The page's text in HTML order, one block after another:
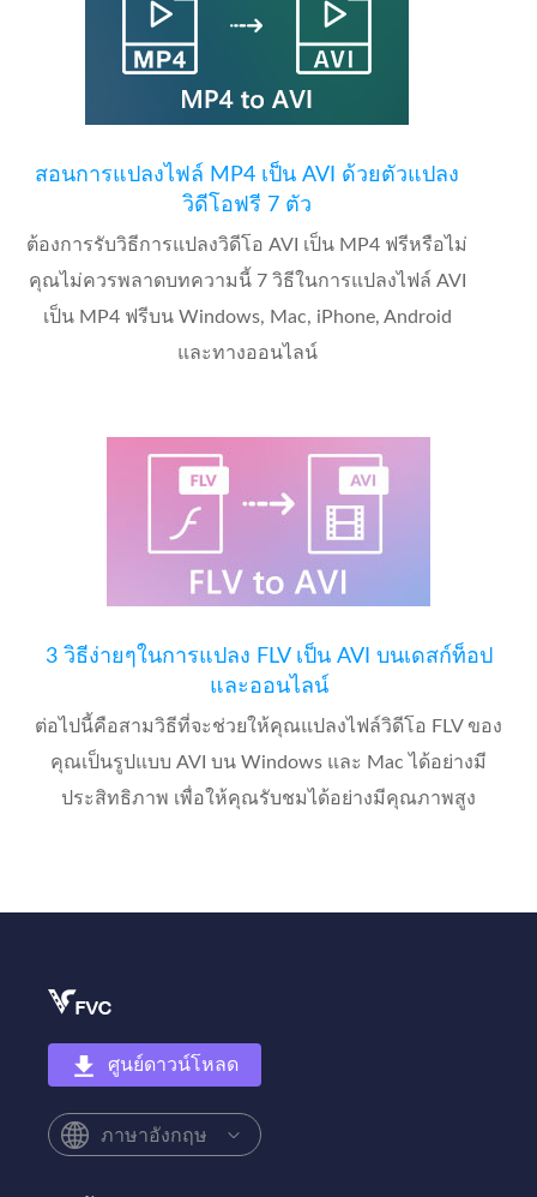
สอนการแปลงไฟล์ MP4 เป็น AVI ด้วยตัวแปลง
วิดีโอฟรี 7 ตัว
ต้องการรับวิธีการแปลงวิดีโอ AVI เป็น MP4 ฟรีหรือไม่
คุณไม่ควรพลาดบทความนี้ 7 วิธีในการแปลงไฟล์ AVI
เป็น MP4 ฟรีบน Windows, Mac, iPhone, Android
และทางออนไลน์
3 วิธีง่ายๆในการแปลง FLV เป็น AVI บนเดสก์ท็อป
และออนไลน์
ต่อไปนี้คือสามวิธีที่จะช่วยให้คุณแปลงไฟล์วิดีโอ FLV ของ
คุณเป็นรูปแบบ AVI บน Windows และ Mac ได้อย่างมี
ประสิทธิภาพ เพื่อให้คุณรับชมได้อย่างมีคุณภาพสูง
ศูนย์ดาวน์โหลด
ภาษาอังกฤษ